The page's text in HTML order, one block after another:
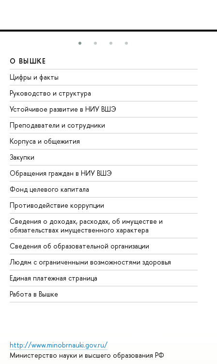
О ВЫШКЕ
Цифры и факты
Руководство и структура
Устойчивое развитие в НИУ ВШЭ
Преподаватели и сотрудники
Корпуса и общежития
Закупки
Обращения граждан в НИУ ВШЭ
Фонд целевого капитала
Противодействие коррупции
Сведения о доходах, расходах, об имуществе и
обязательствах имущественного характера
Сведения об образовательной организации
Людям с ограниченными возможностями здоровья
Единая платежная страница
Работа в Вышке
http://www.minobrnauki.gov.ru/
Министерство науки и высшего образования РФ